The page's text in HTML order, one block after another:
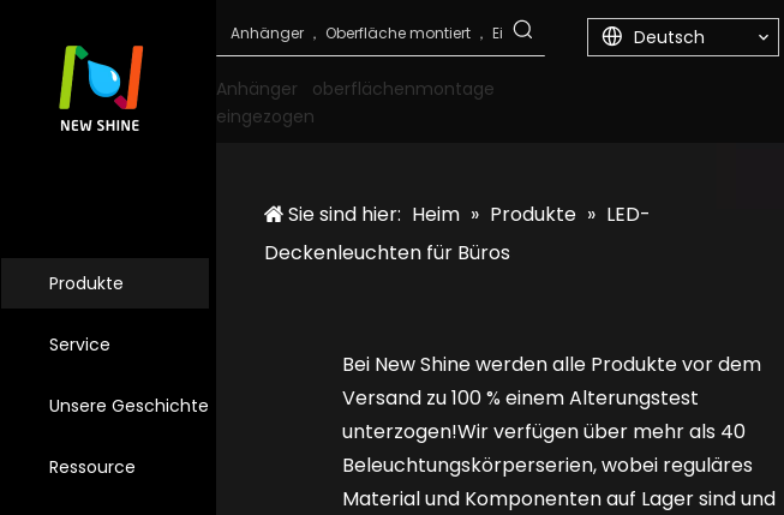
Anhänger
oberflächenmontage
eingezogen
Deutsch
Produkte
Service
Unsere Geschichte
Ressource
Sie sind hier: Heim » Produkte » LED-
Deckenleuchten für Büros
Bei New Shine werden alle Produkte vor dem
Versand zu 100 % einem Alterungstest
unterzogen!Wir verfügen über mehr als 40
Beleuchtungskörperserien, wobei reguläres
Material und Komponenten auf Lager sind und